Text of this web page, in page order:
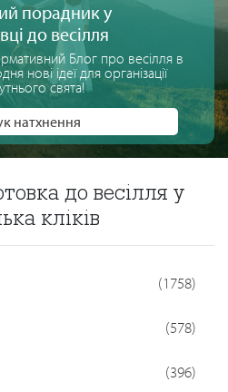
порадник у
до весілля
Блог про весілля в
нові ідеї для організації
свята!
натхнення
до весілля у
кліків
(1758)
(578)
(396)